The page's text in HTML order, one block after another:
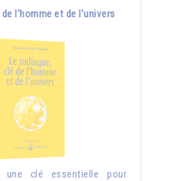
l'homme et de l'univers
clé essentielle pour